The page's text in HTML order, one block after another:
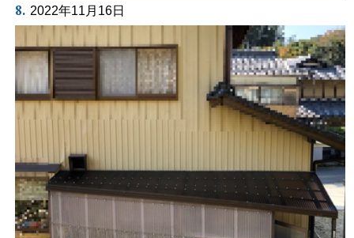
8. 2022年11月16日